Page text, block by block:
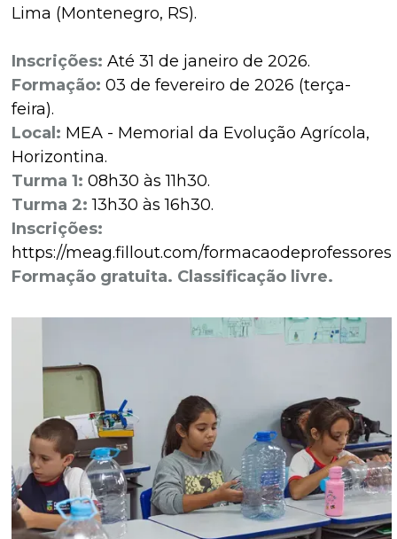
Lima (Montenegro, RS).
Inscrições: Até 31 de janeiro de 2026.
Formação: 03 de fevereiro de 2026 (terça-
feira).
Local: MEA - Memorial da Evolução Agrícola,
Horizontina.
Turma 1:08h30 às 11h30.
Turma 2:13h30 às 16h30.
Inscrições:
https://meag.fillout.com/formacaodeprofessores
Formação gratuita. Classificação livre.